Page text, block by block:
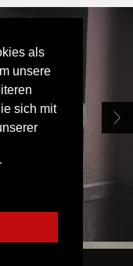
als
unsere
sich mit